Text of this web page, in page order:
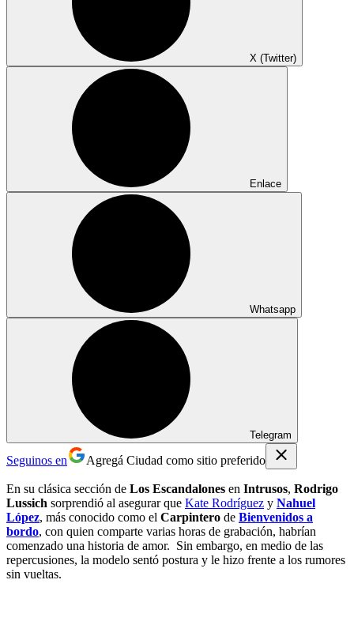
X (Twitter)
Enlace
Whatsapp
Telegram
Seguinos en Agregá Ciudad como sitio preferido
En su clásica sección de Los Escandalones en Intrusos, Rodrigo
Lussich sorprendió al asegurar que Kate Rodríguez y Nahuel
López, más conocido como el Carpintero de Bienvenidos a
bordo, con quien comparte varias horas de grabación, habrían
comenzado una historia de amor. Sin embargo, en medio de las
repercusiones, la modelo sentó postura y le hizo frente a los rumores
sin vueltas.